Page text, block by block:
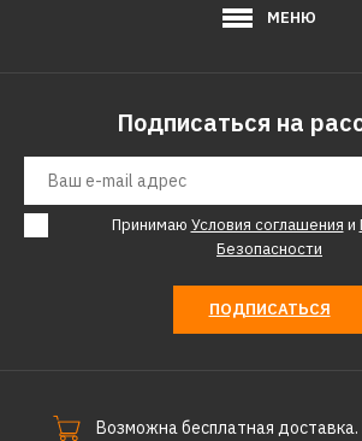
МЕНЮ
Подписаться на
Принимаю Условия соглашения и
Безопасности
ПОДПИСАТЬСЯ
Возможна бесплатная